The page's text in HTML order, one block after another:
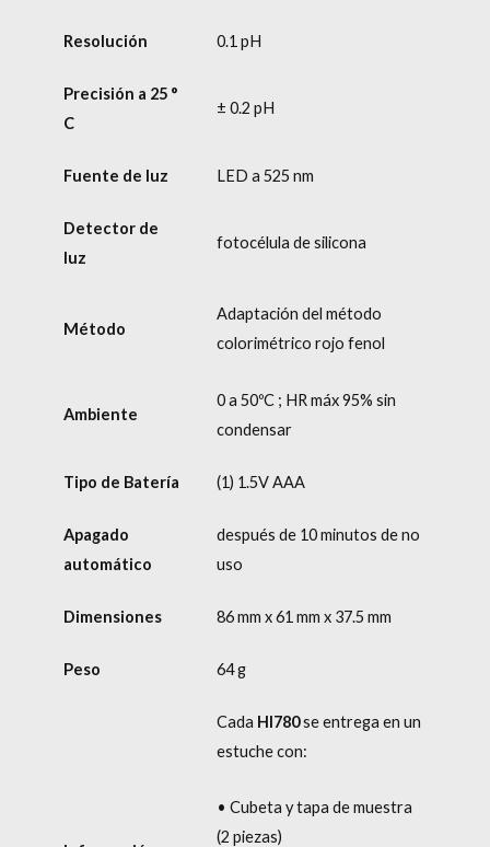
Resolución 0.1 pH
Precisión a 25 °
C
± 0.2 pH
Fuente de luz LED a 525 nm
Detector de
luz
fotocélula de silicona
Método
Adaptación del método
colorimétrico rojo fenol
Ambiente
0 a 50ºC ; HR máx 95% sin
condensar
Tipo de Batería (1) 1.5V AAA
Apagado
automático
después de 10 minutos de no
uso
Dimensiones 86 mm x 61 mm x 37.5 mm
Peso 64 g
Cada HI780se entrega en un
estuche con:
• Cubeta y tapa de muestra
(2 piezas)